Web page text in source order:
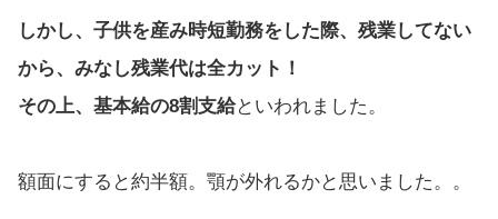
しかし、子供を産み時短勤務をした際、残業してない
から、みなし残業代は全カット！
その上、基本給の8割支給といわれました。
額面にすると約半額。顎が外れるかと思いました。。